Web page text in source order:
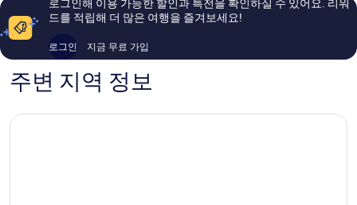
기
884
개
드를 적립해 더 많은 여행을 즐겨보세요!
로그인 지금 무료 가입
주변 지역 정보